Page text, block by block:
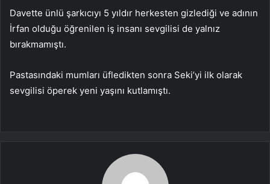
Davette ünlü şarkıcıyı 5 yıldır herkesten gizlediği ve adının
İrfan olduğu öğrenilen iş insanı sevgilisi de yalnız
bırakmamıştı.
Pastasındaki mumları üfledikten sonra Seki’yi ilk olarak
sevgilisi öperek yeni yaşını kutlamıştı.